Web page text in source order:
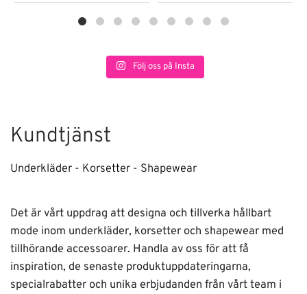
Följ oss på Insta
Kundtjänst
Underkläder - Korsetter - Shapewear
Det är vårt uppdrag att designa och tillverka hållbart
mode inom underkläder, korsetter och shapewear med
tillhörande accessoarer. Handla av oss för att få
inspiration, de senaste produktuppdateringarna,
specialrabatter och unika erbjudanden från vårt team i